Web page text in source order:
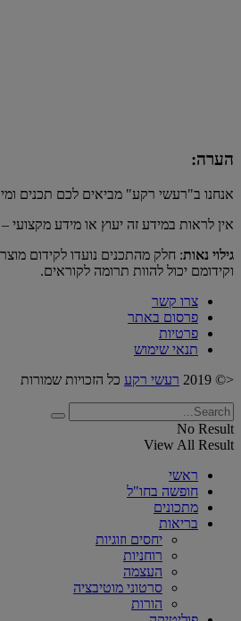
הערה:
אנחנו ב"רעשי רקע" מביאים לכם תכנים
אין לראות במידע זה יעוץ או מידע
גילוי נאות: חלק מהתכנים נועדו לקידום
וקידומם יכול להוות תרומה לקוראים.
צרו קשר
פרסום באתר
פרטיות
תנאי שימוש
<© 2019
רעשי רקע כל הזכויות שמורות
No Result
View All Result
ראשי
חופשה בחו"ל
מתכונים
בריאות
יחסים וזוגיות
רוחניות
העצמה
סרטוני מוטיבציה
הורות